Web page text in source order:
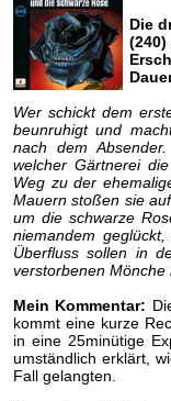
Die
Wer schickt dem
beunruhigt und
nach dem
welcher Gärtnerei
Weg zu der
Mauern stoßen sie
um die schwarze
niemandem
Überfluss sollen in
verstorbenen Mönche
Mein Kommentar:
kommt eine kurze
in eine 25minütige
umständlich erklärt,
Fall gelangten.